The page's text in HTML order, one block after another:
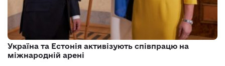
Україна та Естонія активізують співпрацю на
міжнародній арені